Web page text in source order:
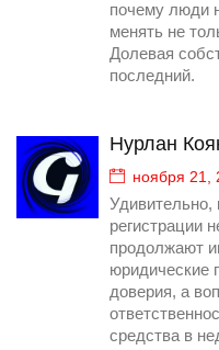
почему люди
менять не
Долевая
последний.
Нурлан
ноября 21,
Удивительно,
регистрации
продолжают
юридические
доверия, а
средства в